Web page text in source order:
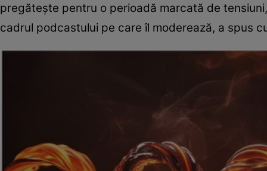
pregătește pentru o perioadă marcată de
cadrul podcastului pe care îl moderează, a spus